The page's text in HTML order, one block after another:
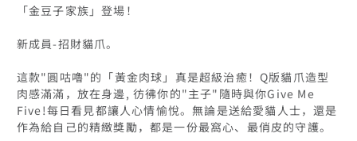
「金豆子家族」登場！
新成員-招財貓爪。
這款"圓咕嚕"的「黃金肉球」真是超級治癒！Q版貓爪造型
肉感滿滿，放在身邊, 彷彿你的"主子"隨時與你Give Me
Five!每日看見都讓人心情愉悅。無論是送給愛貓人士，還是
作為給自己的精緻獎勵，都是一份最窩心、最俏皮的守護。